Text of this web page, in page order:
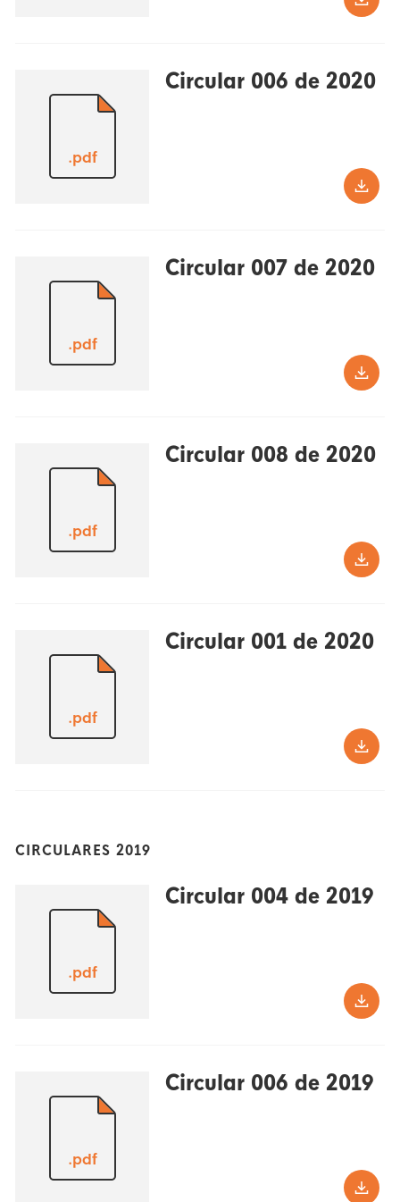
.pdf
Circular 006 de 2020
.pdf
Circular 007 de 2020
.pdf
Circular 008 de 2020
.pdf
Circular 001 de 2020
CIRCULARES 2019
.pdf
Circular 004 de 2019
.pdf
Circular 006 de 2019